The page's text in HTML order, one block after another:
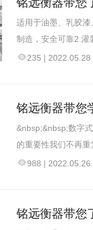
适用于油墨、乳胶
制造，安全可靠2.灌
235 | 2022.05.28
铭远衡器带您
&nbsp;&nbsp;数字
的重要性我们不再重
988 | 2022.05.26
铭远衡器带您